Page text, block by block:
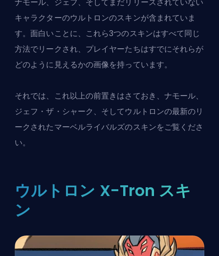
キャラクターのウルトロンのスキンが含まれていま
す。面白いことに、これら3つのスキンはすべて同じ
方法でリークされ、プレイヤーたちはすでにそれらが
どのように見えるかの画像を持っています。
それでは、これ以上の前置きはさておき、ナモール、
ジェフ・ザ・シャーク、そしてウルトロンの最新のリ
ークされたマーベルライバルズのスキンをご覧くださ
い。
ウルトロン X-Tron スキ
ン